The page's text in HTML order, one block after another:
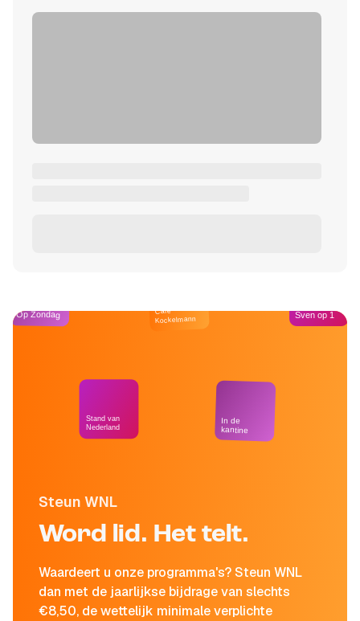
Steun WNL
Word lid. Het telt.
Waardeert u onze programma's? Steun WNL
dan met de jaarlijkse bijdrage van slechts
€8,50, de wettelijk minimale verplichte
Op Zondag
Stand van
Nederland
Café
Kockelmann
In de
kantine
Sven op 1